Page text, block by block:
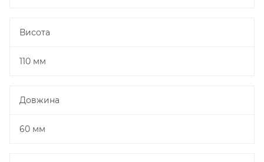
Висота
110 мм
Довжина
60 мм